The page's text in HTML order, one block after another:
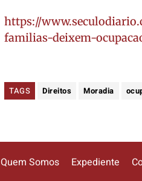
https://
familias-deixem-
TAGS Direitos Moradia
Quem Somos Expediente